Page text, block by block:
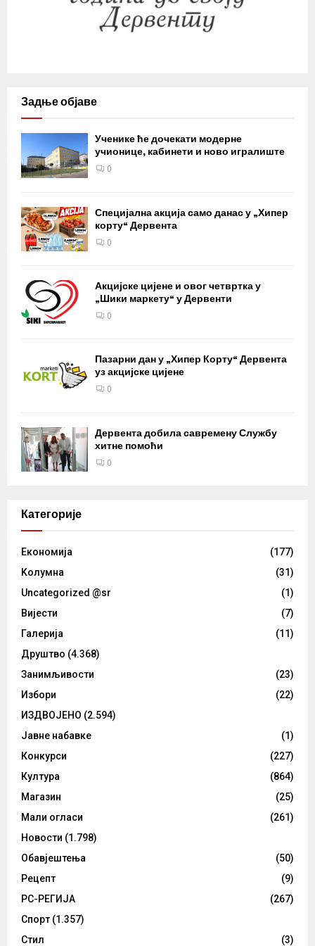
Задње објаве
Ученике ће дочекати модерне
учионице, кабинети и ново игралиште
0
Специјална акција само данас у „Хипер
корту“ Дервента
0
Акцијске цијене и овог четвртка у
„Шики маркету“ у Дервенти
0
Пазарни дан у „Хипер Корту“ Дервента
уз акцијске цијене
0
Дервента добила савремену Службу
хитне помоћи
0
Категорије
Eкономија
(177)
Kолумнa
(31)
Uncategorized @sr
(1)
Вијести
(7)
Галерија
(11)
Друштво (4.368)
Занимљивости
(23)
Избори
(22)
ИЗДВОЈЕНО (2.594)
Јавне набавке
(1)
Конкурси
(227)
Култура
(864)
Магазин
(25)
Мали огласи
(261)
Новости (1.798)
Обавјештења
(50)
Рецепт
(9)
РС-РЕГИЈА
(267)
Спорт (1.357)
Стил
(3)